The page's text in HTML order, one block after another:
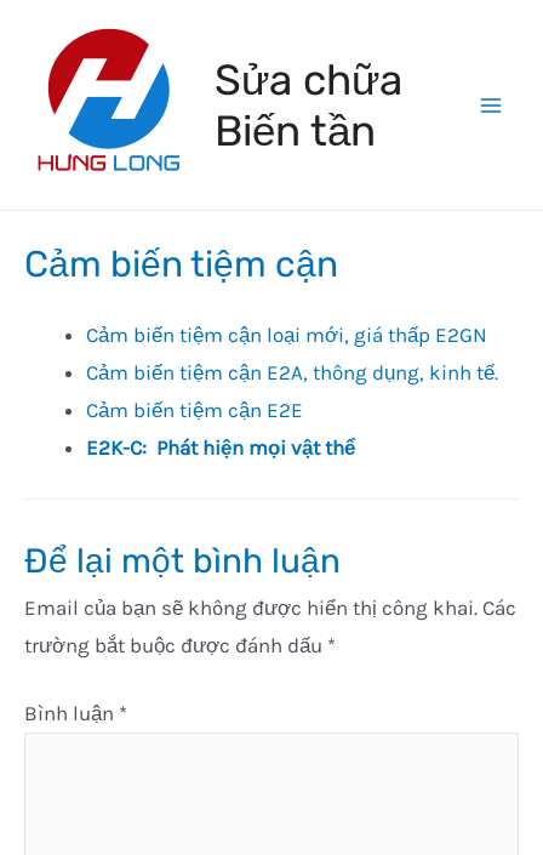
content
Sửa chữa
Biến tần
Cảm biến tiệm cận
Cảm biến tiệm cận loại mới, giá thấp E2GN
Cảm biến tiệm cận E2A, thông dụng, kinh tế.
Cảm biến tiệm cận E2E
E2K-C: Phát hiện mọi vật thể
Để lại một bình luận
Email của bạn sẽ không được hiển thị công khai. Các
trường bắt buộc được đánh dấu *
Bình luận *